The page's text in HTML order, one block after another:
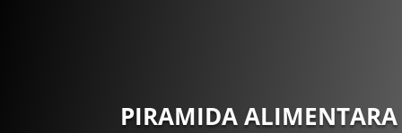
PIRAMIDA ALIMENTARA